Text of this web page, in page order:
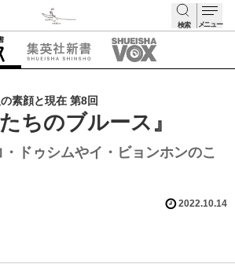
検索 メニュー
素顔と現在 第8回
ちのブルース』
ドゥシムやイ・ビョンホンのこ
2022.10.14